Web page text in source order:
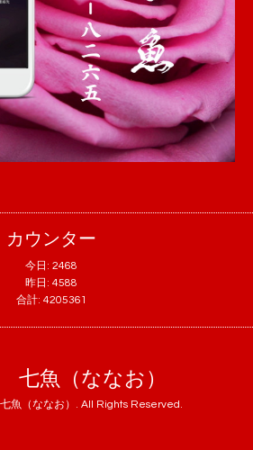
カウンター
今日: 2468
昨日: 4588
合計: 4205361
七魚（ななお）
魚（ななお） . All Rights Reserved.